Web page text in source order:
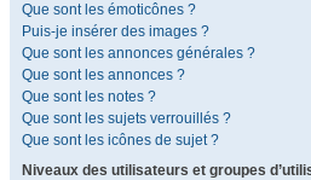
Que sont les émoticônes ?
Puis-je insérer des images ?
Que sont les annonces générales ?
Que sont les annonces ?
Que sont les notes ?
Que sont les sujets verrouillés ?
Que sont les icônes de sujet ?
Niveaux des utilisateurs et groupes